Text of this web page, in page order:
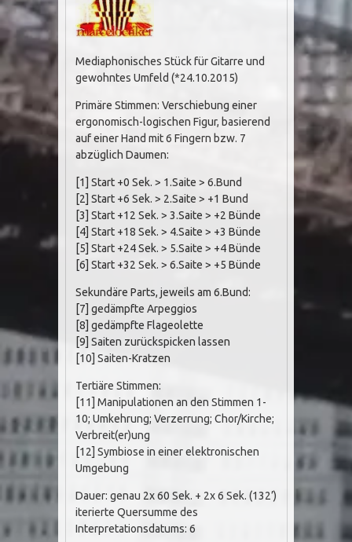
Mediaphonisches Stück für Gitarre und
gewohntes Umfeld (*24.10.2015)
Primäre Stimmen: Verschiebung einer
ergonomisch-logischen Figur, basierend
auf einer Hand mit 6 Fingern bzw. 7
abzüglich Daumen:
[1] Start +0 Sek. > 1.Saite > 6.Bund
[2] Start +6 Sek. > 2.Saite > +1 Bund
[3] Start +12 Sek. > 3.Saite > +2 Bünde
[4] Start +18 Sek. > 4.Saite > +3 Bünde
[5] Start +24 Sek. > 5.Saite > +4 Bünde
[6] Start +32 Sek. > 6.Saite > +5 Bünde
Sekundäre Parts, jeweils am 6.Bund:
[7] gedämpfte Arpeggios
[8] gedämpfte Flageolette
[9] Saiten zurückspicken lassen
[10] Saiten-Kratzen
Tertiäre Stimmen:
[11] Manipulationen an den Stimmen 1-
10; Umkehrung; Verzerrung; Chor/Kirche;
Verbreit(er)ung
[12] Symbiose in einer elektronischen
Umgebung
Dauer: genau 2x 60 Sek. + 2x 6 Sek. (132’)
iterierte Quersumme des
Interpretationsdatums: 6